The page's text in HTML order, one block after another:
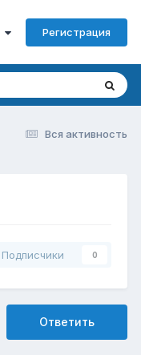
Регистрация
Вся активность
Подписчики 0
Ответить